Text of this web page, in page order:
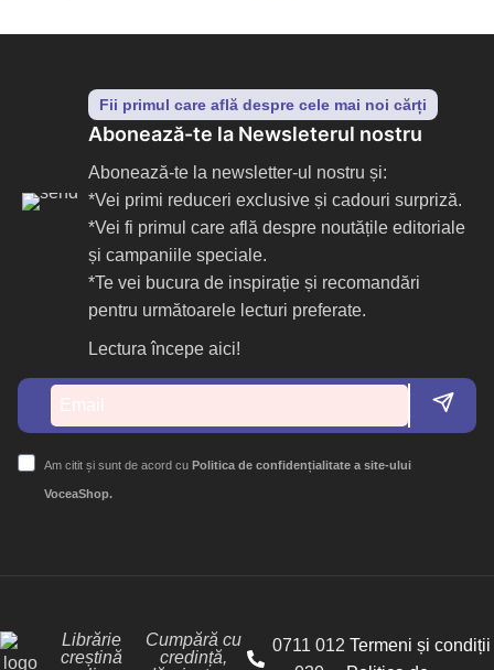
Fii primul care află despre cele mai noi cărți
Abonează-te la Newsleterul nostru
Abonează-te la newsletter-ul nostru și:
*Vei primi reduceri exclusive și cadouri surpriză.
*Vei fi primul care află despre noutățile editoriale
și campaniile speciale.
*Te vei bucura de inspirație și recomandări
pentru următoarele lecturi preferate.
Lectura începe aici!
Am citit și sunt de acord cu Politica de confidențialitate a site-ului
VoceaShop.
Librărie
creștină
Cumpără cu
credință,
0711 012 Termeni și condiții